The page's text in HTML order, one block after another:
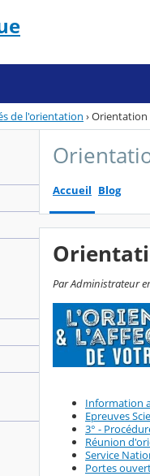
de l'orientation ›Orientation
Accueil Blog
Par Administrateur
Information
Epreuves
3° -
Réunion
Service
Portes